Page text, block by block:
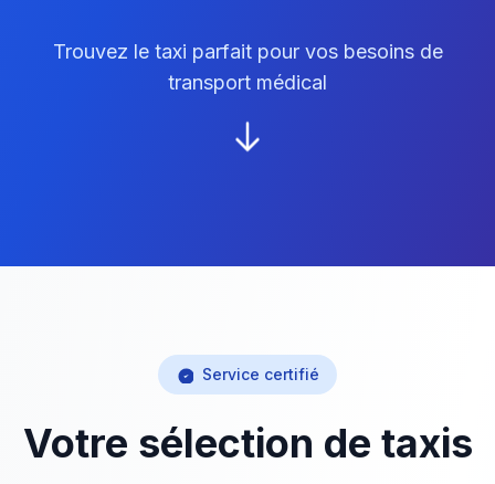
Trouvez le taxi parfait pour vos besoins de
transport médical
Service certifié
Votre sélection de taxis